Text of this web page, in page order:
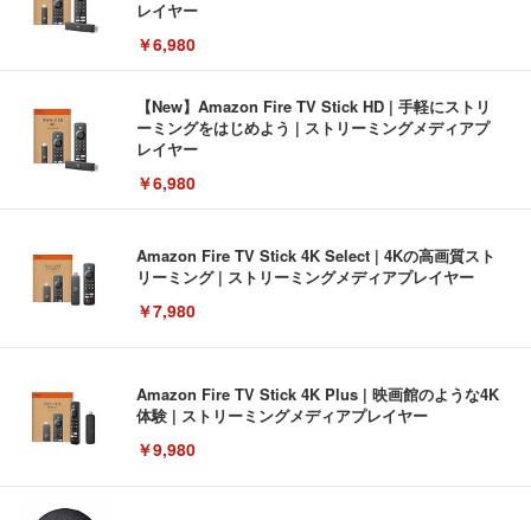
レイヤー
￥6,980
【New】Amazon Fire TV Stick HD | 手軽にストリ
ーミングをはじめよう | ストリーミングメディアプ
レイヤー
￥6,980
Amazon Fire TV Stick 4K Select | 4Kの高画質スト
リーミング | ストリーミングメディアプレイヤー
￥7,980
Amazon Fire TV Stick 4K Plus | 映画館のような4K
体験 | ストリーミングメディアプレイヤー
￥9,980